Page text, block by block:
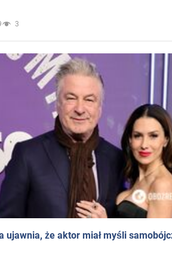
3
ujawnia, że aktor miał myśli